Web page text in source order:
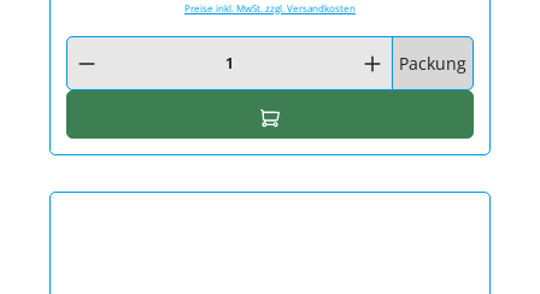
Preise inkl. MwSt. zzgl. Versandkosten
Produkt Anzahl: Gib den gewünschten Wert ein oder benutze die
Packung
In den Warenkorb